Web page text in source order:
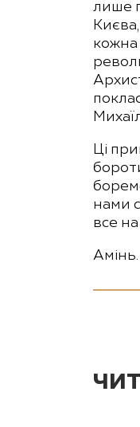
лише
кожна
Ці
нами
все
Амінь.